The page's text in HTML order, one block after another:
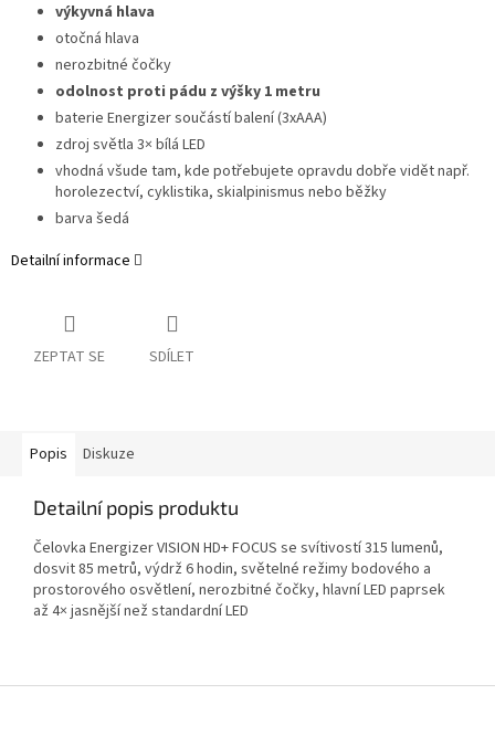
výkyvná hlava
otočná hlava
nerozbitné čočky
odolnost proti pádu z výšky 1 metru
baterie Energizer součástí balení (3xAAA)
zdroj světla 3× bílá LED
vhodná všude tam, kde potřebujete opravdu dobře vidět např.
horolezectví, cyklistika, skialpinismus nebo běžky
barva šedá
Detailní informace
ZEPTAT SE SDÍLET
Popis Diskuze
Detailní popis produktu
Čelovka Energizer VISION HD+ FOCUS se svítivostí 315 lumenů,
dosvit 85 metrů, výdrž 6 hodin, světelné režimy bodového a
prostorového osvětlení, nerozbitné čočky, hlavní LED paprsek
až 4× jasnější než standardní LED